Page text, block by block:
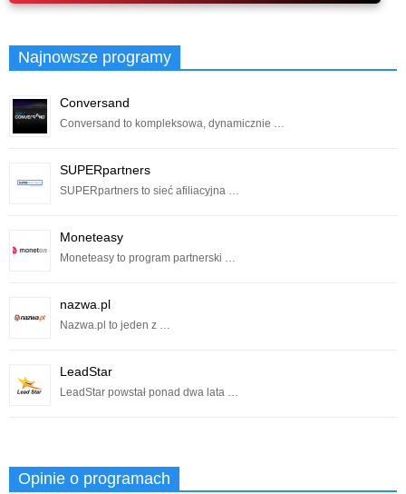
Najnowsze programy
Conversand
Conversand to kompleksowa, dynamicznie …
SUPERpartners
SUPERpartners to sieć afiliacyjna …
Moneteasy
Moneteasy to program partnerski …
nazwa.pl
Nazwa.pl to jeden z …
LeadStar
LeadStar powstał ponad dwa lata …
Opinie o programach